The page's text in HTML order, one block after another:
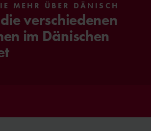
MEHR ÜBER DÄNISCH
verschiedenen
im Dänischen